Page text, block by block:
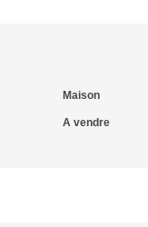
Maison
A vendre